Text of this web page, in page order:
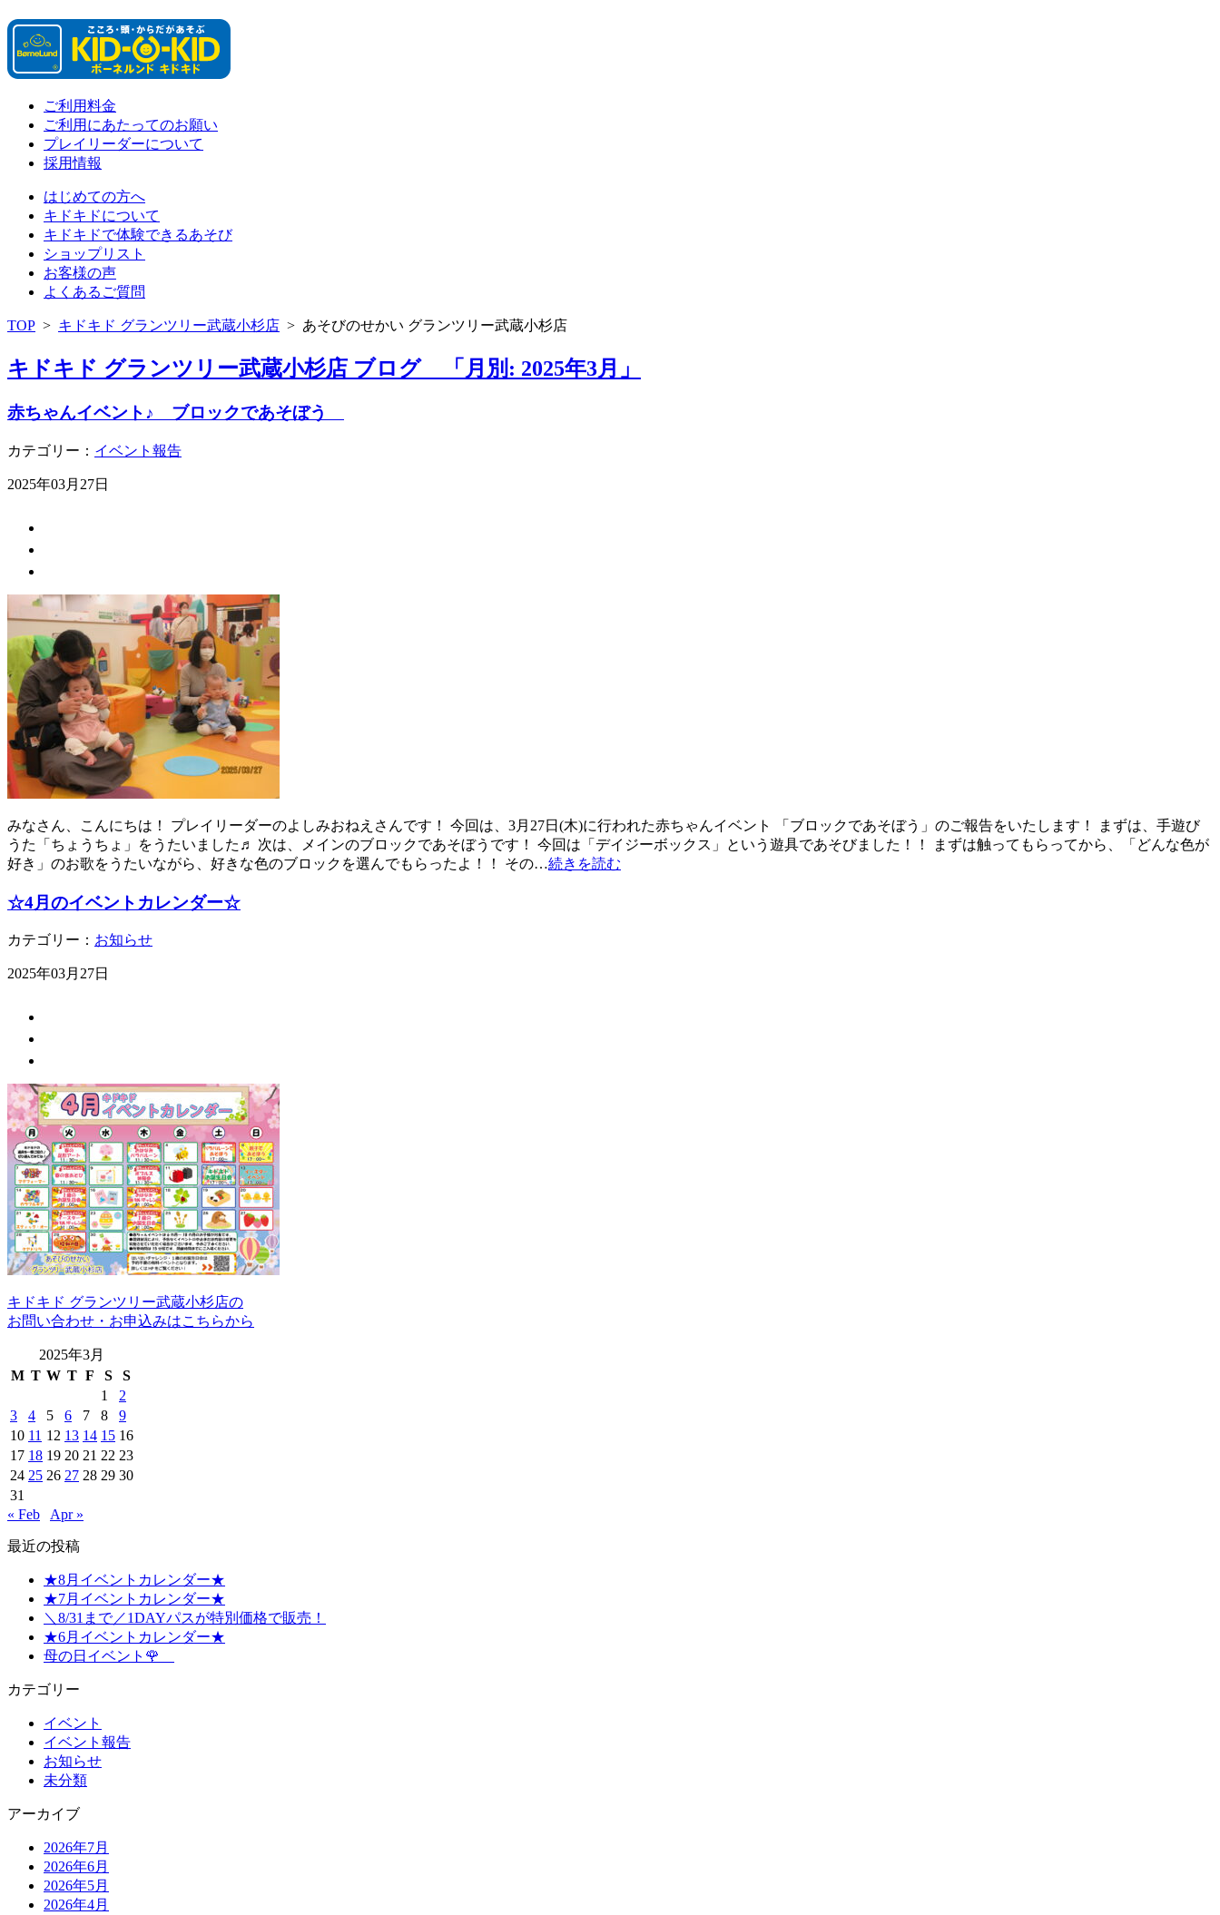
ご利用料金
ご利用にあたってのお願い
プレイリーダーについて
採用情報
はじめての方へ
キドキドについて
キドキドで体験できるあそび
ショップリスト
お客様の声
よくあるご質問
TOP > キドキド グランツリー武蔵小杉店 > あそびのせかい グランツリー武蔵小杉店
キドキド グランツリー武蔵小杉店 ブログ 「月別: 2025年3月」
赤ちゃんイベント♪ ブロックであそぼう
カテゴリー： イベント報告
2025年03月27日
みなさん、こんにちは！ プレイリーダーのよしみおねえさんです！ 今回は、3月27日(木)に行われた赤ちゃんイベント 「ブロックであそぼう」のご報告をいたします！ まずは、手遊び
うた「ちょうちょ」をうたいました♬ 次は、メインのブロックであそぼうです！ 今回は「デイジーボックス」という遊具であそびました！！ まずは触ってもらってから、「どんな色が
好き」のお歌をうたいながら、好きな色のブロックを選んでもらったよ！！ その…続きを読む
☆4月のイベントカレンダー☆
カテゴリー： お知らせ
2025年03月27日
キドキド グランツリー武蔵小杉店の
お問い合わせ・お申込みはこちらから
2025年3月
M T W T F S
S
1
2
3
4 5 6 7 8
9
10 11 12 13 14 15 16
17 18 19 20 21 22 23
24 25 26 27 28 29 30
31
« Feb
Apr »
最近の投稿
★8月イベントカレンダー★
★7月イベントカレンダー★
＼8/31まで／1DAYパスが特別価格で販売！
★6月イベントカレンダー★
母の日イベント🌹
カテゴリー
イベント
イベント報告
お知らせ
未分類
アーカイブ
2026年7月
2026年6月
2026年5月
2026年4月